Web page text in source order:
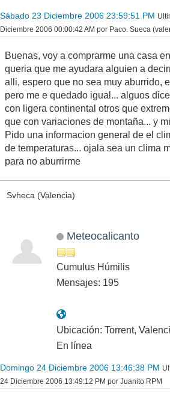
Sábado 23 Diciembre 2006 23:59:51 PM
Diciembre 2006 00:00:42 AM por Paco. Sueca
Buenas, voy a comprarme una casa
queria que me ayudara alguien a
alli, espero que no sea muy aburrido,
pero me e quedado igual... alguos
con ligera continental otros que
que con variaciones de montaña... y
Pido una informacion general de el
de temperaturas... ojala sea un clima
para no aburrirme
Svheca (Valencia)
Meteocalicanto
Cumulus Húmilis
Mensajes: 195
Ubicación: Torrent,
En línea
Domingo 24 Diciembre 2006 13:46:38 PM
24 Diciembre 2006 13:49:12 PM por Juanito RPM